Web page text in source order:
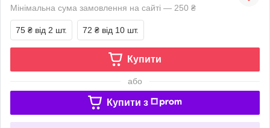
Мінімальна сума замовлення на сайті — 250 ₴
75 ₴ від 2 шт. 72 ₴ від 10 шт.
Купити
або
Купити з